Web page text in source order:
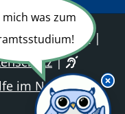
| Sitemap|
|
im Notfall
mich was zum